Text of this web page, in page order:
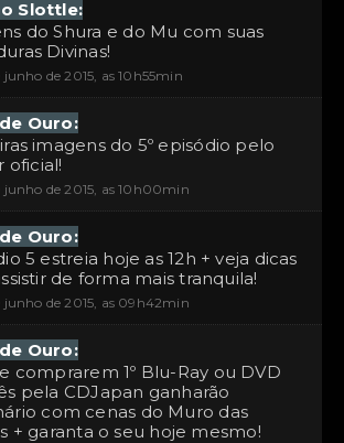
Slottle:
do Shura e do Mu com suas
Divinas!
de 2015, as 10h55min
Ouro:
imagens do 5º episódio pelo
oficial!
junho de 2015, as 10h00min
Ouro:
5 estreia hoje as 12h + veja dicas
de forma mais tranquila!
junho de 2015, as 09h42min
Ouro:
comprarem 1º Blu-Ray ou DVD
pela CDJapan ganharão
com cenas do Muro das
+ garanta o seu hoje mesmo!